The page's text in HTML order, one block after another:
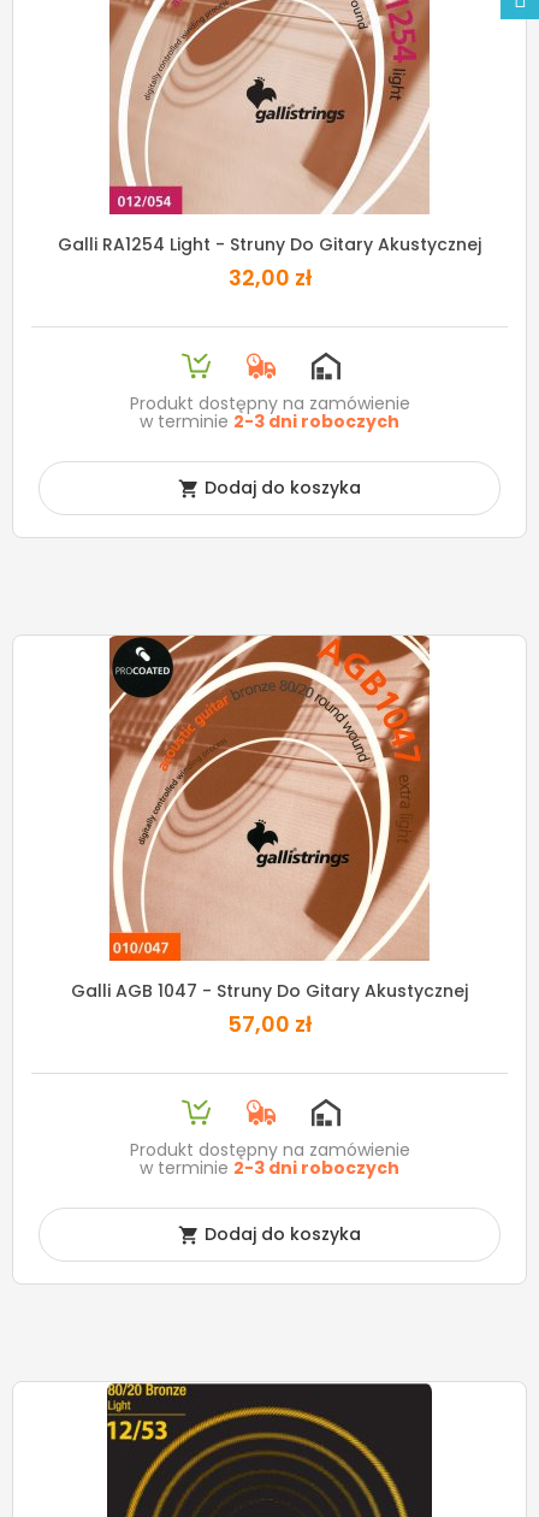
Galli RA1254 Light - Struny Do Gitary Akustycznej
32,00 zł
Produkt dostępny na zamówienie
w terminie 2-3 dni roboczych
 Dodaj do koszyka
Galli AGB 1047 - Struny Do Gitary Akustycznej
57,00 zł
Produkt dostępny na zamówienie
w terminie 2-3 dni roboczych
 Dodaj do koszyka